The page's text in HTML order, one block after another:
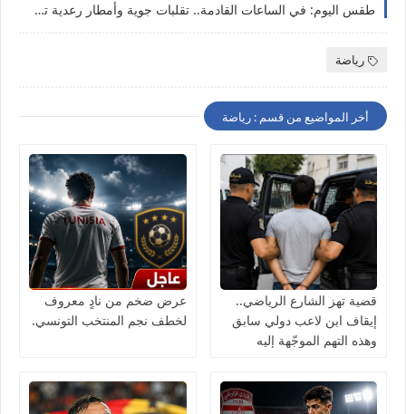
طقس اليوم: في الساعات القادمة.. تقلبات جوية وأمطار رعدية تشمل هذه المناطق
رياضة
أخر المواضيع من قسم : رياضة
قضية تهز الشارع الرياضي..
إيقاف ابن لاعب دولي سابق
وهذه التهم الموجّهة إليه
عرض ضخم من نادٍ معروف
لخطف نجم المنتخب التونسي.